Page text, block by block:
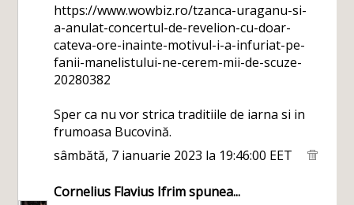
https://www.wowbiz.ro/tzanca-uraganu-si-
a-anulat-concertul-de-revelion-cu-doar-
cateva-ore-inainte-motivul-i-a-infuriat-pe-
fanii-manelistului-ne-cerem-mii-de-scuze-
20280382
Sper ca nu vor strica traditiile de iarna si in
frumoasa Bucovină.
sâmbătă, 7 ianuarie 2023 la 19:46:00 EET
Cornelius Flavius Ifrimspunea...